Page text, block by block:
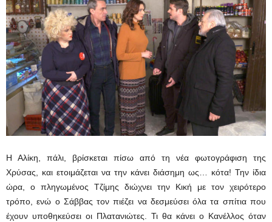
Η Αλίκη, πάλι, βρίσκεται πίσω από τη νέα φωτογράφιση της
Χρύσας, και ετοιμάζεται να την κάνει διάσημη ως… κότα! Την ίδια
ώρα, ο πληγωμένος Τζίμης διώχνει την Κική με τον χειρότερο
τρόπο, ενώ ο Σάββας τον πιέζει να δεσμεύσει όλα τα σπίτια που
έχουν υποθηκεύσει οι Πλατανιώτες. Τι θα κάνει ο Κανέλλος όταν